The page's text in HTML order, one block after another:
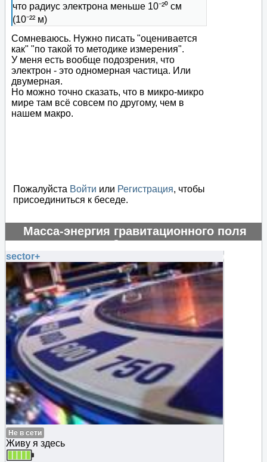
что радиус электрона меньше 10⁻²⁰ см
(10⁻²² м)
Сомневаюсь. Нужно писать "оценивается
как" "по такой то методике измерения".
У меня есть вообще подозрения, что
электрон - это одномерная частица. Или
двумерная.
Но можно точно сказать, что в микро-микро
мире там всё совсем по другому, чем в
нашем макро.
Пожалуйста Войти или Регистрация, чтобы
присоединиться к беседе.
Масса-энергия гравитационного поля
отрицательная?
#130864
sector+
Не в сети
Живу я здесь